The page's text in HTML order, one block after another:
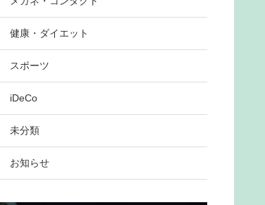
健康・ダイエット
スポーツ
iDeCo
未分類
お知らせ